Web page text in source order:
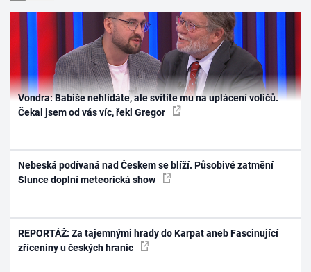
Vondra: Babiše nehlídáte, ale svítíte mu na uplácení voličů.
Čekal jsem od vás víc, řekl Gregor
Nebeská podívaná nad Českem se blíží. Působivé zatmění
Slunce doplní meteorická show
REPORTÁŽ: Za tajemnými hrady do Karpat aneb Fascinující
zříceniny u českých hranic